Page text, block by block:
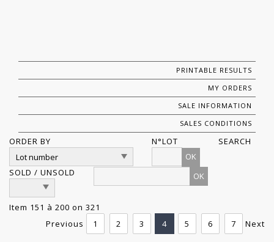
PRINTABLE RESULTS
MY ORDERS
SALE INFORMATION
SALES CONDITIONS
ORDER BY
N°LOT
OK
SOLD / UNSOLD
SEARCH
Item 151 à 200 on 321
Previous
1 2 3 4 5 6 7 Next